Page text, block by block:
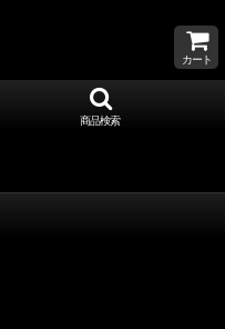
カート
商品検索